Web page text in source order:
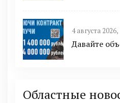
4 августа 2026,
Давайте
Областные